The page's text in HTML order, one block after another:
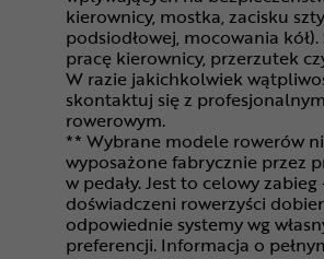
kierownicy, mostka, zacisku
podsiodłowej, mocowania
pracę kierownicy, przerzutek
W razie jakichkolwiek
skontaktuj się z
rowerowym.
** Wybrane modele rowerów
wyposażone fabrycznie przez
w pedały. Jest to celowy zabieg
doświadczeni rowerzyści
odpowiednie systemy wg
preferencji. Informacja o